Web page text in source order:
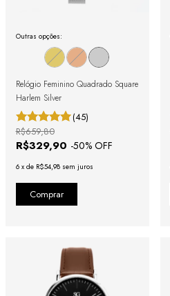
Outras opções:
Relógio Feminino Quadrado Square
Harlem Silver
(45)
R$329,90 -50% OFF
R$659,80
6 x de R$54,98 sem juros